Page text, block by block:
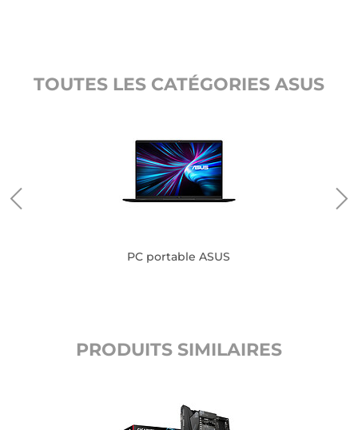
TOUTES LES CATÉGORIES ASUS
PC portable ASUS
PRODUITS SIMILAIRES